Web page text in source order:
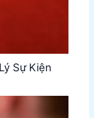
Sự Kiện